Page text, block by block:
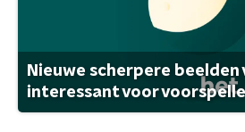
Nieuwe scherpere beelden
interessant voor